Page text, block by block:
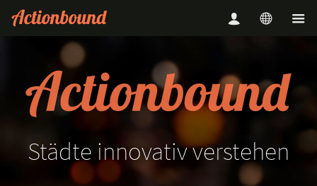
Städte innovativverstehen